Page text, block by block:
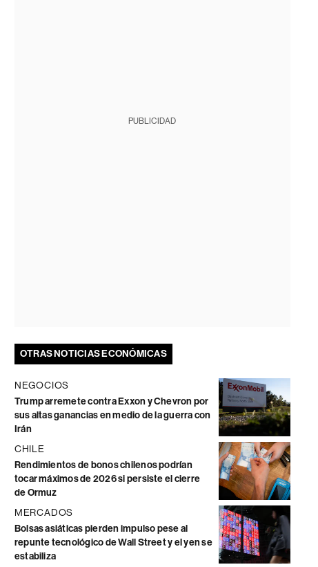
PUBLICIDAD
OTRAS NOTICIAS ECONÓMICAS
NEGOCIOS
Trump arremete contra Exxon y Chevron por
sus altas ganancias en medio de la guerra con
Irán
CHILE
Rendimientos de bonos chilenos podrían
tocar máximos de 2026 si persiste el cierre
de Ormuz
MERCADOS
Bolsas asiáticas pierden impulso pese al
repunte tecnológico de Wall Street y el yen se
estabiliza